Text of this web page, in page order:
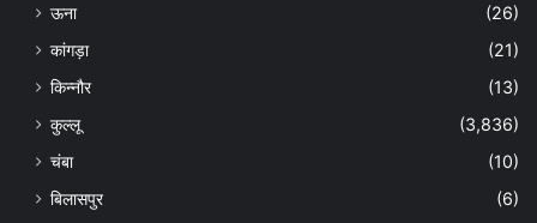
ऊना
(26)
कांगड़ा
(21)
किन्नौर
(13)
कुल्लू
(3,836)
चंबा
(10)
बिलासपुर
(6)